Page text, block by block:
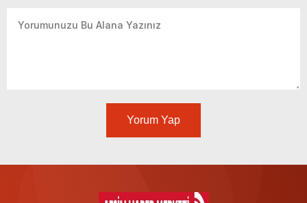
Yorum Yap